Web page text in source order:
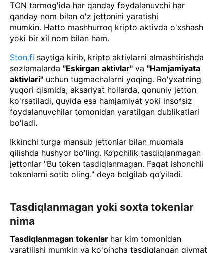
TON tarmog'ida har qanday foydalanuvchi har
qanday nom bilan o'z jettonini yaratishi
mumkin. Hatto mashhurroq kripto aktivda o'xshash
yoki bir xil nom bilan ham.
Ston.fi saytiga kirib, kripto aktivlarni almashtirishda
sozlamalarda "Eskirgan aktivlar" va "Hamjamiyata
aktivlari" uchun tugmachalarni yoqing. Ro'yxatning
yuqori qismida, aksariyat hollarda, qonuniy jetton
ko'rsatiladi, quyida esa hamjamiyat yoki insofsiz
foydalanuvchilar tomonidan yaratilgan dublikatlari
bo'ladi.
Ikkinchi turga mansub jettonlar bilan muomala
qilishda hushyor bo'ling. Ko‘pchilik tasdiqlanmagan
jettonlar "Bu token tasdiqlanmagan. Faqat ishonchli
tokenlarni sotib oling." deya belgilab qo‘yiladi.
Tasdiqlanmagan yoki soxta tokenlar
nima
Tasdiqlanmagan tokenlar har kim tomonidan
yaratilishi mumkin va ko'pincha tasdiqlangan qiymat